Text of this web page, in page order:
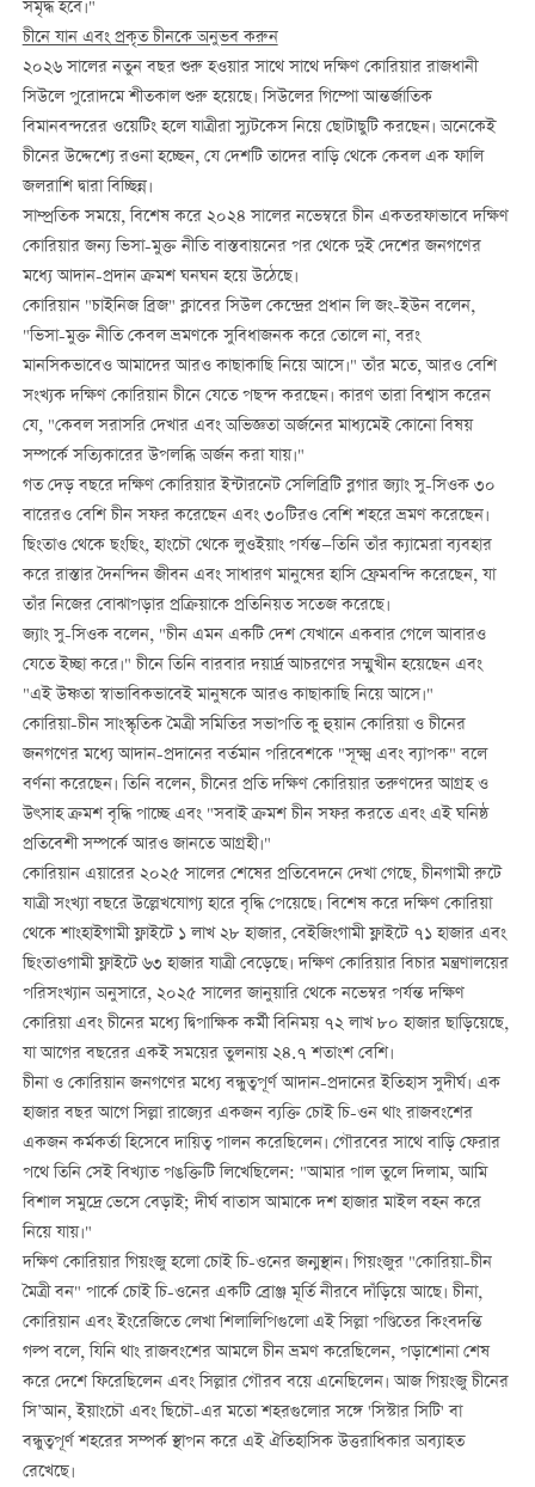
সমৃদ্ধ হবে।"
চীনে যান এবং প্রকৃত চীনকে অনুভব করুন
২০২৬ সালের নতুন বছর শুরু হওয়ার সাথে সাথে দক্ষিণ কোরিয়ার রাজধানী
সিউলে পুরোদমে শীতকাল শুরু হয়েছে। সিউলের গিম্পো আন্তর্জাতিক
বিমানবন্দরের ওয়েটিং হলে যাত্রীরা স্যুটকেস নিয়ে ছোটাছুটি করছেন। অনেকেই
চীনের উদ্দেশ্যে রওনা হচ্ছেন, যে দেশটি তাদের বাড়ি থেকে কেবল এক ফালি
জলরাশি দ্বারা বিচ্ছিন্ন।
সাম্প্রতিক সময়ে, বিশেষ করে ২০২৪ সালের নভেম্বরে চীন একতরফাভাবে দক্ষিণ
কোরিয়ার জন্য ভিসা-মুক্ত নীতি বাস্তবায়নের পর থেকে দুই দেশের জনগণের
মধ্যে আদান-প্রদান ক্রমশ ঘনঘন হয়ে উঠেছে।
কোরিয়ান "চাইনিজ ব্রিজ" ক্লাবের সিউল কেন্দ্রের প্রধান লি জং-ইউন বলেন,
"ভিসা-মুক্ত নীতি কেবল ভ্রমণকে সুবিধাজনক করে তোলে না, বরং
মানসিকভাবেও আমাদের আরও কাছাকাছি নিয়ে আসে।" তাঁর মতে, আরও বেশি
সংখ্যক দক্ষিণ কোরিয়ান চীনে যেতে পছন্দ করছেন। কারণ তারা বিশ্বাস করেন
যে, "কেবল সরাসরি দেখার এবং অভিজ্ঞতা অর্জনের মাধ্যমেই কোনো বিষয়
সম্পর্কে সত্যিকারের উপলব্ধি অর্জন করা যায়।"
গত দেড় বছরে দক্ষিণ কোরিয়ার ইন্টারনেট সেলিব্রিটি ব্লগার জ্যাং সু-সিওক ৩০
বারেরও বেশি চীন সফর করেছেন এবং ৩০টিরও বেশি শহরে ভ্রমণ করেছেন।
ছিংতাও থেকে ছংছিং, হাংচৌ থেকে লুওইয়াং পর্যন্ত—তিনি তাঁর ক্যামেরা ব্যবহার
করে রাস্তার দৈনন্দিন জীবন এবং সাধারণ মানুষের হাসি ফ্রেমবন্দি করেছেন, যা
তাঁর নিজের বোঝাপড়ার প্রক্রিয়াকে প্রতিনিয়ত সতেজ করেছে।
জ্যাং সু-সিওক বলেন, "চীন এমন একটি দেশ যেখানে একবার গেলে আবারও
যেতে ইচ্ছা করে।" চীনে তিনি বারবার দয়ার্দ্র আচরণের সম্মুখীন হয়েছেন এবং
"এই উষ্ণতা স্বাভাবিকভাবেই মানুষকে আরও কাছাকাছি নিয়ে আসে।"
কোরিয়া-চীন সাংস্কৃতিক মৈত্রী সমিতির সভাপতি কু হুয়ান কোরিয়া ও চীনের
জনগণের মধ্যে আদান-প্রদানের বর্তমান পরিবেশকে "সূক্ষ্ম এবং ব্যাপক" বলে
বর্ণনা করেছেন। তিনি বলেন, চীনের প্রতি দক্ষিণ কোরিয়ার তরুণদের আগ্রহ ও
উৎসাহ ক্রমশ বৃদ্ধি পাচ্ছে এবং "সবাই ক্রমশ চীন সফর করতে এবং এই ঘনিষ্ঠ
প্রতিবেশী সম্পর্কে আরও জানতে আগ্রহী।"
কোরিয়ান এয়ারের ২০২৫ সালের শেষের প্রতিবেদনে দেখা গেছে, চীনগামী রুটে
যাত্রী সংখ্যা বছরে উল্লেখযোগ্য হারে বৃদ্ধি পেয়েছে। বিশেষ করে দক্ষিণ কোরিয়া
থেকে শাংহাইগামী ফ্লাইটে ১ লাখ ২৮ হাজার, বেইজিংগামী ফ্লাইটে ৭১ হাজার এবং
ছিংতাওগামী ফ্লাইটে ৬৩ হাজার যাত্রী বেড়েছে। দক্ষিণ কোরিয়ার বিচার মন্ত্রণালয়ের
পরিসংখ্যান অনুসারে, ২০২৫ সালের জানুয়ারি থেকে নভেম্বর পর্যন্ত দক্ষিণ
কোরিয়া এবং চীনের মধ্যে দ্বিপাক্ষিক কর্মী বিনিময় ৭২ লাখ ৮০ হাজার ছাড়িয়েছে,
যা আগের বছরের একই সময়ের তুলনায় ২৪.৭ শতাংশ বেশি।
চীনা ও কোরিয়ান জনগণের মধ্যে বন্ধুত্বপূর্ণ আদান-প্রদানের ইতিহাস সুদীর্ঘ। এক
হাজার বছর আগে সিল্লা রাজ্যের একজন ব্যক্তি চোই চি-ওন থাং রাজবংশের
একজন কর্মকর্তা হিসেবে দায়িত্ব পালন করেছিলেন। গৌরবের সাথে বাড়ি ফেরার
পথে তিনি সেই বিখ্যাত পঙক্তিটি লিখেছিলেন: "আমার পাল তুলে দিলাম, আমি
বিশাল সমুদ্রে ভেসে বেড়াই; দীর্ঘ বাতাস আমাকে দশ হাজার মাইল বহন করে
নিয়ে যায়।"
দক্ষিণ কোরিয়ার গিয়ংজু হলো চোই চি-ওনের জন্মস্থান। গিয়ংজুর "কোরিয়া-চীন
মৈত্রী বন" পার্কে চোই চি-ওনের একটি ব্রোঞ্জ মূর্তি নীরবে দাঁড়িয়ে আছে। চীনা,
কোরিয়ান এবং ইংরেজিতে লেখা শিলালিপিগুলো এই সিল্লা পণ্ডিতের কিংবদন্তি
গল্প বলে, যিনি থাং রাজবংশের আমলে চীন ভ্রমণ করেছিলেন, পড়াশোনা শেষ
করে দেশে ফিরেছিলেন এবং সিল্লার গৌরব বয়ে এনেছিলেন। আজ গিয়ংজু চীনের
সি’আন, ইয়াংচৌ এবং ছিচৌ-এর মতো শহরগুলোর সঙ্গে 'সিস্টার সিটি' বা
বন্ধুত্বপূর্ণ শহরের সম্পর্ক স্থাপন করে এই ঐতিহাসিক উত্তরাধিকার অব্যাহত
রেখেছে।